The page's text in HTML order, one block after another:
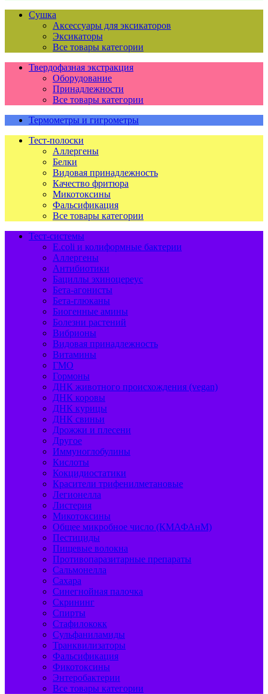
Сушка
Аксессуары для эксикаторов
Эксикаторы
Все товары категории
Твердофазная экстракция
Оборудование
Принадлежности
Все товары категории
Термометры и гигрометры
Тест-полоски
Аллергены
Белки
Видовая принадлежность
Качество фритюра
Микотоксины
Фальсификация
Все товары категории
Тест-системы
E.coli и колиформные бактерии
Аллергены
Антибиотики
Бациллы эхиноцереус
Бета-агонисты
Бета-глюканы
Биогенные амины
Болезни растений
Вибрионы
Видовая принадлежность
Витамины
ГМО
Гормоны
ДНК животного происхождения (vegan)
ДНК коровы
ДНК курицы
ДНК свиньи
Дрожжи и плесени
Другое
Иммуноглобулины
Кислоты
Кокцидиостатики
Красители трифенилметановые
Легионелла
Листерия
Микотоксины
Общее микробное число (КМАФАнМ)
Пестициды
Пищевые волокна
Противопаразитарные препараты
Сальмонелла
Сахара
Синегнойная палочка
Скрининг
Спирты
Стафилококк
Сульфаниламиды
Транквилизаторы
Фальсификация
Фикотоксины
Энтеробактерии
Все товары категории